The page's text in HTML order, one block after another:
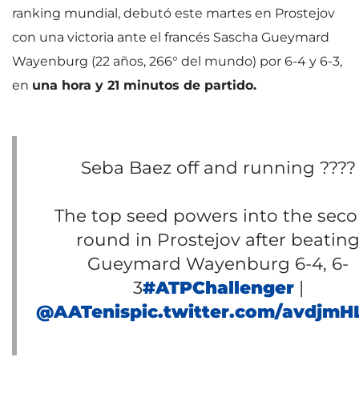
ranking mundial, debutó este martes en Prostejov
con una victoria ante el francés Sascha Gueymard
Wayenburg (22 años, 266° del mundo) por 6-4 y 6-3,
en una hora y 21 minutos de partido.
Seba Baez off and running ????
The top seed powers into the
round in Prostejov after beating
Gueymard Wayenburg 6-4, 6-
3#ATPChallenger|
@AATenispic.twitter.com/